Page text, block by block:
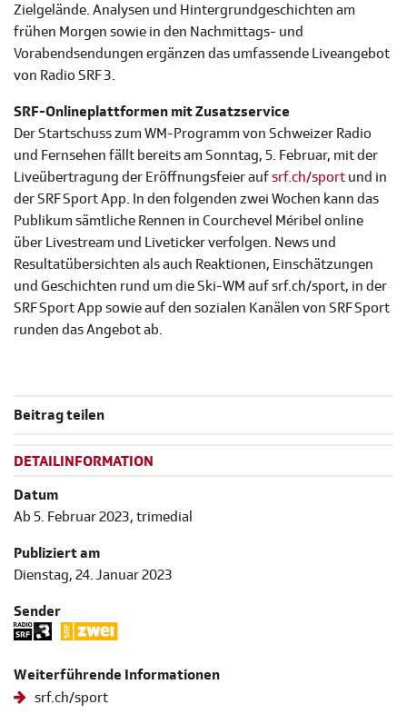
Zielgelände. Analysen und Hintergrundgeschichten am
frühen Morgen sowie in den Nachmittags- und
Vorabendsendungen ergänzen das umfassende Liveangebot
von Radio SRF 3.
SRF-Onlineplattformen mit Zusatzservice
Der Startschuss zum WM-Programm von Schweizer Radio
und Fernsehen fällt bereits am Sonntag, 5. Februar, mit der
Liveübertragung der Eröffnungsfeier aufsrf.ch/sport und in
der SRF Sport App. In den folgenden zwei Wochen kann das
Publikum sämtliche Rennen in Courchevel Méribel online
über Livestream und Liveticker verfolgen. News und
Resultatübersichten als auch Reaktionen, Einschätzungen
und Geschichten rund um die Ski-WM auf srf.ch/sport, in der
SRF Sport App sowie auf den sozialen Kanälen von SRF Sport
runden das Angebot ab.
Beitrag teilen
DETAILINFORMATION
Datum
Ab 5. Februar 2023, trimedial
Publiziert am
Dienstag, 24. Januar 2023
Sender
Weiterführende Informationen
srf.ch/sport